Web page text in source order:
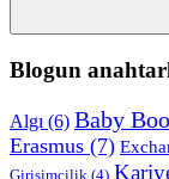
Blogun
Algı (6) Baby
Erasmus (7)
Girişimcilik (4)